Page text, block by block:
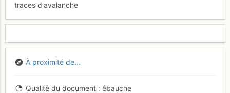
traces d'avalanche
À proximité de...
Qualité du document
ébauche